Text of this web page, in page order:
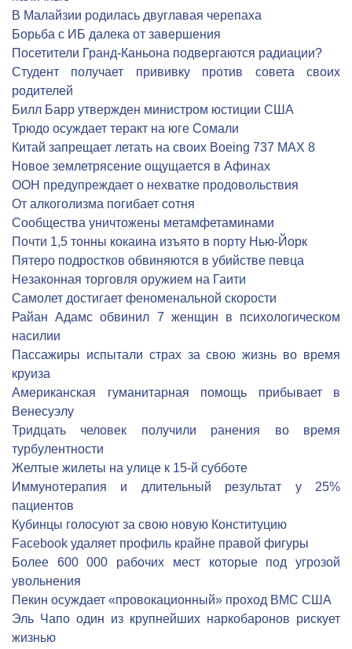
В Малайзии родилась двуглавая черепаха
Борьба с ИБ далека от завершения
Посетители Гранд-Каньона подвергаются радиации?
Студент получает прививку против совета своих
родителей
Билл Барр утвержден министром юстиции США
Трюдо осуждает теракт на юге Сомали
Китай запрещает летать на своих Boeing 737 MAX 8
Новое землетрясение ощущается в Афинах
ООН предупреждает о нехватке продовольствия
От алкоголизма погибает сотня
Сообщества уничтожены метамфетаминами
Почти 1,5 тонны кокаина изъято в порту Нью-Йорк
Пятеро подростков обвиняются в убийстве певца
Незаконная торговля оружием на Гаити
Cамолет достигает феноменальной скорости
Райан Адамс обвинил 7 женщин в психологическом
насилии
Пассажиры испытали страх за свою жизнь во время
круиза
Американская гуманитарная помощь прибывает в
Венесуэлу
Тридцать человек получили ранения во время
турбулентности
Желтые жилеты на улице к 15-й субботе
Иммунотерапия и длительный результат у 25%
пациентов
Кубинцы голосуют за свою новую Конституцию
Facebook удаляет профиль крайне правой фигуры
Более 600 000 рабочих мест которые под угрозой
увольнения
Пекин осуждает «провокационный» проход ВМС США
Эль Чапо один из крупнейших наркобаронов рискует
жизнью